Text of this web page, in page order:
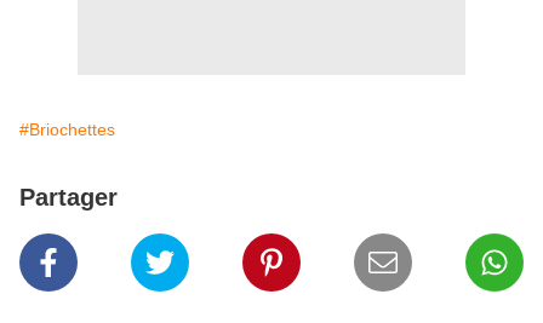
#Briochettes
Partager